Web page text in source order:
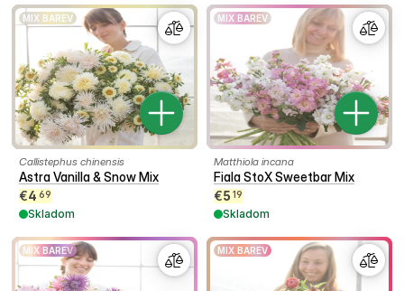
MIX BAREV
Callistephus chinensis
Astra Vanilla & Snow Mix
€4 69
Skladom
MIX BAREV
Matthiola incana
Fiala StoX Sweetbar Mix
€5 19
Skladom
MIX BAREV MIX BAREV